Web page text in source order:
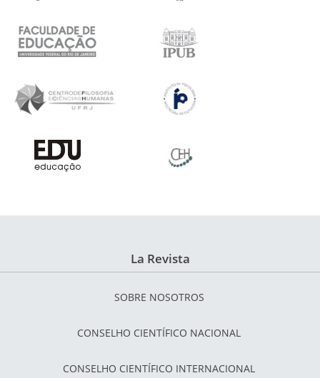
La Revista
SOBRE NOSOTROS
CONSELHO CIENTÍFICO NACIONAL
CONSELHO CIENTÍFICO INTERNACIONAL